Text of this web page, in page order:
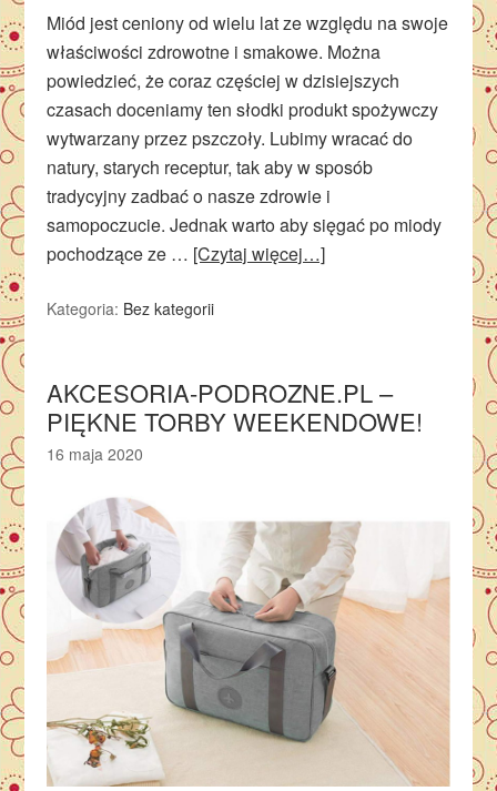
Miód jest ceniony od wielu lat ze względu na swoje
właściwości zdrowotne i smakowe. Można
powiedzieć, że coraz częściej w dzisiejszych
czasach doceniamy ten słodki produkt spożywczy
wytwarzany przez pszczoły. Lubimy wracać do
natury, starych receptur, tak aby w sposób
tradycyjny zadbać o nasze zdrowie i
samopoczucie. Jednak warto aby sięgać po miody
pochodzące ze … [Czytaj więcej…]
Kategoria: Bez kategorii
AKCESORIA-PODROZNE.PL –
PIĘKNE TORBY WEEKENDOWE!
16 maja 2020